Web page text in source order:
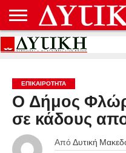
ΑΡΧΙΚΉ
ΕΠΙΚΟΙΝΩΝΊΑ
ΌΡΟΙ
ΠΡΟΣΤΑΣΊΑ
ΕΠΙΚΑΙΡΟΤΗΤΑ
Ο Δήμος
σε κάδους
Από Δυτική